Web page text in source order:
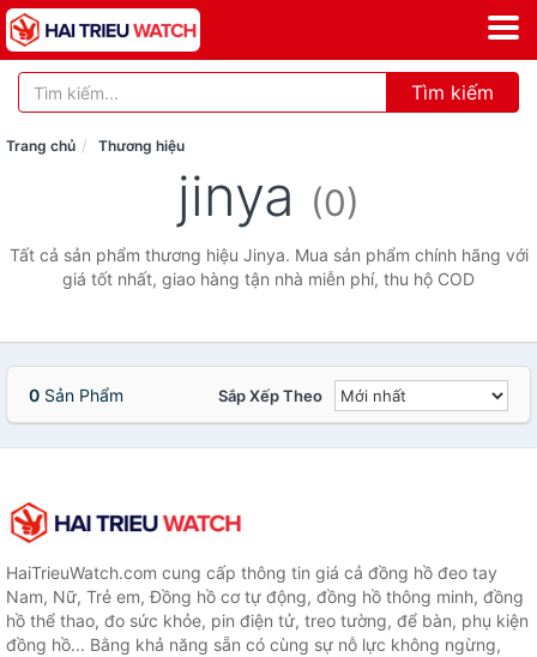
Tìm kiếm
Trang chủ Thương hiệu
jinya (0)
Tất cả sản phẩm thương hiệu Jinya. Mua sản phẩm chính hãng với
giá tốt nhất, giao hàng tận nhà miễn phí, thu hộ COD
0 Sản Phẩm Sắp Xếp Theo
HaiTrieuWatch.com cung cấp thông tin giá cả đồng hồ đeo tay
Nam, Nữ, Trẻ em, Đồng hồ cơ tự động, đồng hồ thông minh, đồng
hồ thể thao, đo sức khỏe, pin điện tử, treo tường, để bàn, phụ kiện
đồng hồ... Bằng khả năng sẵn có cùng sự nỗ lực không ngừng,